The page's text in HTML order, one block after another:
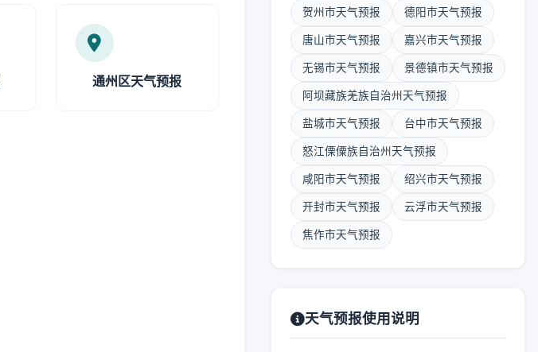
通州区天气预报
贺州市天气预报 德阳市天气预报
唐山市天气预报 嘉兴市天气预报
无锡市天气预报 景德镇市天气预报
阿坝藏族羌族自治州天气预报
盐城市天气预报 台中市天气预报
怒江傈僳族自治州天气预报
咸阳市天气预报 绍兴市天气预报
开封市天气预报 云浮市天气预报
焦作市天气预报
天气预报使用说明